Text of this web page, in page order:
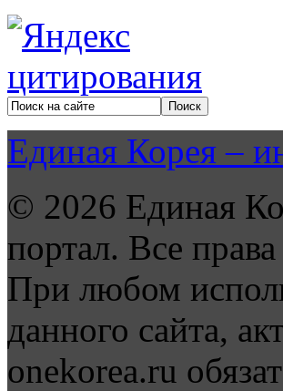
Единая Корея –
© 2026 Единая
портал. Все
При любом
данного сайта,
onekorea.ru